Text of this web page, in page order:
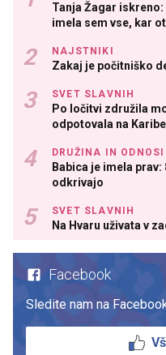
Tanja Žagar
imela sem vse, kar
NAJSTNIKI
Zakaj je počitniško
SVET SLAVNIH
Po ločitvi združila
odpotovala na Karibe
DRUŽINA IN ODNOSI
Babica je imela
odkrivajo
SVET SLAVNIH
Na Hvaru uživata v
Facebook
Sledite nam na